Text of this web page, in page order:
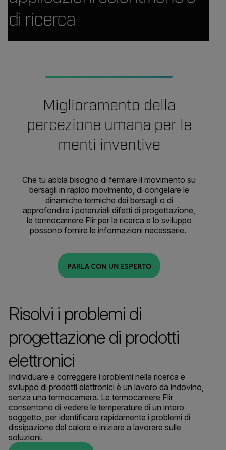
di ricerca
Miglioramento della
percezione umana per le
menti inventive
Che tu abbia bisogno di fermare il movimento su
bersagli in rapido movimento, di congelare le
dinamiche termiche dei bersagli o di
approfondire i potenziali difetti di progettazione,
le termocamere Flir per la ricerca e lo sviluppo
possono fornire le informazioni necessarie.
PARLA CON UN ESPERTO
Risolvi i problemi di
progettazione di prodotti
elettronici
Individuare e correggere i problemi nella ricerca e
sviluppo di prodotti elettronici è un lavoro da indovino,
senza una termocamera. Le termocamere Flir
consentono di vedere le temperature di un intero
soggetto, per identificare rapidamente i problemi di
dissipazione del calore e iniziare a lavorare sulle
soluzioni.